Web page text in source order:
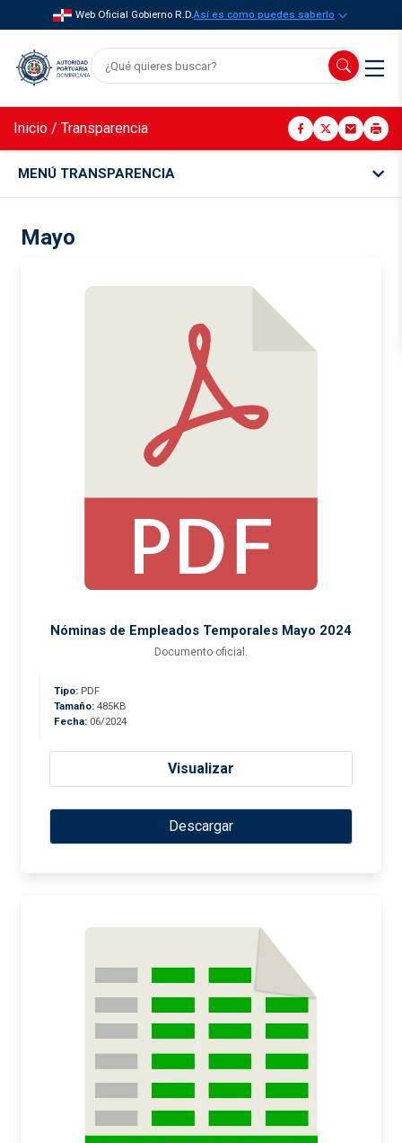
Web Oficial Gobierno R.D.Así es como puedes saberlo
Inicio / Transparencia
MENÚ TRANSPARENCIA
Mayo
Nóminas de Empleados Temporales Mayo 2024
Documento oficial.
Tipo: PDF
Tamaño: 485KB
Fecha: 06/2024
Visualizar
Descargar